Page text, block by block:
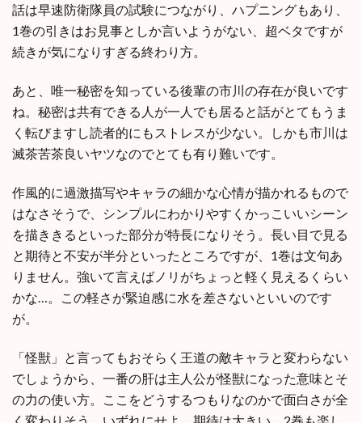
話は早速防衛隊員の試験につながり、ハプニングもあり、
1巻の引きはお見事としか言いようがない、超ベタですが
続きが気になりすぎる終わり方。
あと、唯一秘密を知っている後輩の市川の存在が良いです
ね。秘密は共有できる人が一人でも居ると話がとてもうま
く転びますし読者的にもストレスが少ない。しかも市川は
滅茶苦茶良いヤツなのでとても有り難いです。
作風的に過激描写やキャラの細かな心情が描かれるもので
はなさそうで、シンプルにわかりやすくかっこいいシーン
を描ききるといった部分が特長になりそう。長い目で見る
と期待と不安が半分といったところですが、1巻は文句あ
りません。強いて言えばノリがちょっと軽く見えるくらい
かな…。この軽さが緊迫感に水を差さないといいのです
が。
「怪獣」と言ってもおそらく王道の敵キャラと変わらない
でしょうから、一番の肝は主人公が怪獣になった意味とそ
の力の使い方。ここをどうするつもりなのかで面白さが全
く変わりそう。いずれにせよ、期待は大きい。2巻も楽し